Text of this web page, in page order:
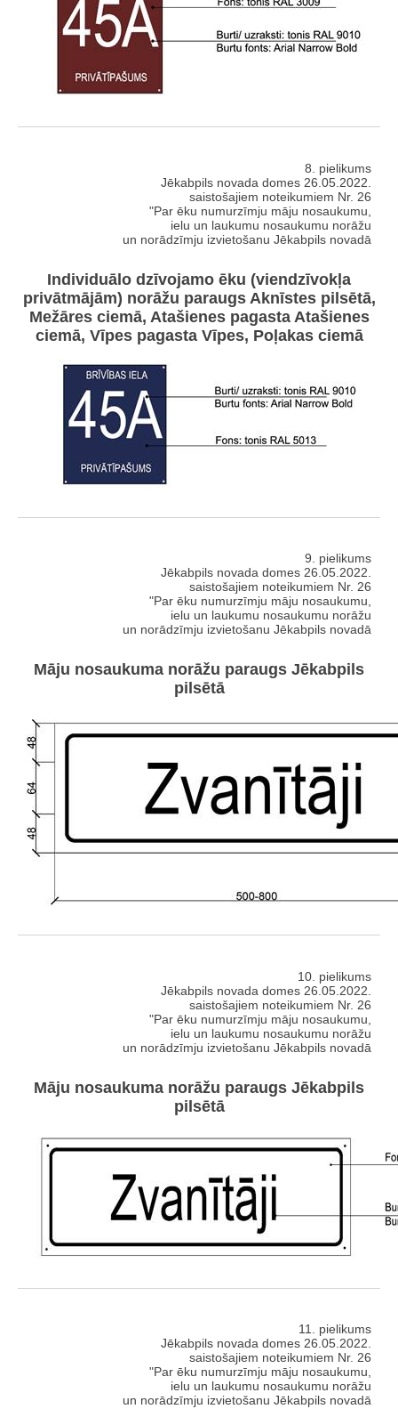
8. pielikums
Jēkabpils novada domes 26.05.2022.
saistošajiem noteikumiem Nr. 26
"Par ēku numurzīmju māju nosaukumu,
ielu un laukumu nosaukumu norāžu
un norādzīmju izvietošanu Jēkabpils novadā
Individuālo dzīvojamo ēku (viendzīvokļa
privātmājām) norāžu paraugs Aknīstes pilsētā,
Mežāres ciemā, Atašienes pagasta Atašienes
ciemā, Vīpes pagasta Vīpes, Poļakas ciemā
9. pielikums
Jēkabpils novada domes 26.05.2022.
saistošajiem noteikumiem Nr. 26
"Par ēku numurzīmju māju nosaukumu,
ielu un laukumu nosaukumu norāžu
un norādzīmju izvietošanu Jēkabpils novadā
Māju nosaukuma norāžu paraugs Jēkabpils
pilsētā
10. pielikums
Jēkabpils novada domes 26.05.2022.
saistošajiem noteikumiem Nr. 26
"Par ēku numurzīmju māju nosaukumu,
ielu un laukumu nosaukumu norāžu
un norādzīmju izvietošanu Jēkabpils novadā
Māju nosaukuma norāžu paraugs Jēkabpils
pilsētā
11. pielikums
Jēkabpils novada domes 26.05.2022.
saistošajiem noteikumiem Nr. 26
"Par ēku numurzīmju māju nosaukumu,
ielu un laukumu nosaukumu norāžu
un norādzīmju izvietošanu Jēkabpils novadā